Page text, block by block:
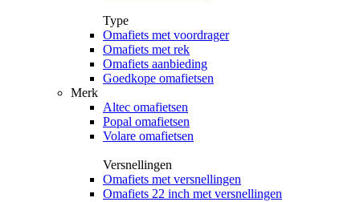
Type
Omafiets met voordrager
Omafiets met rek
Omafiets aanbieding
Goedkope omafietsen
Merk
Altec omafietsen
Popal omafietsen
Volare omafietsen
Versnellingen
Omafiets met versnellingen
Omafiets 22 inch met versnellingen